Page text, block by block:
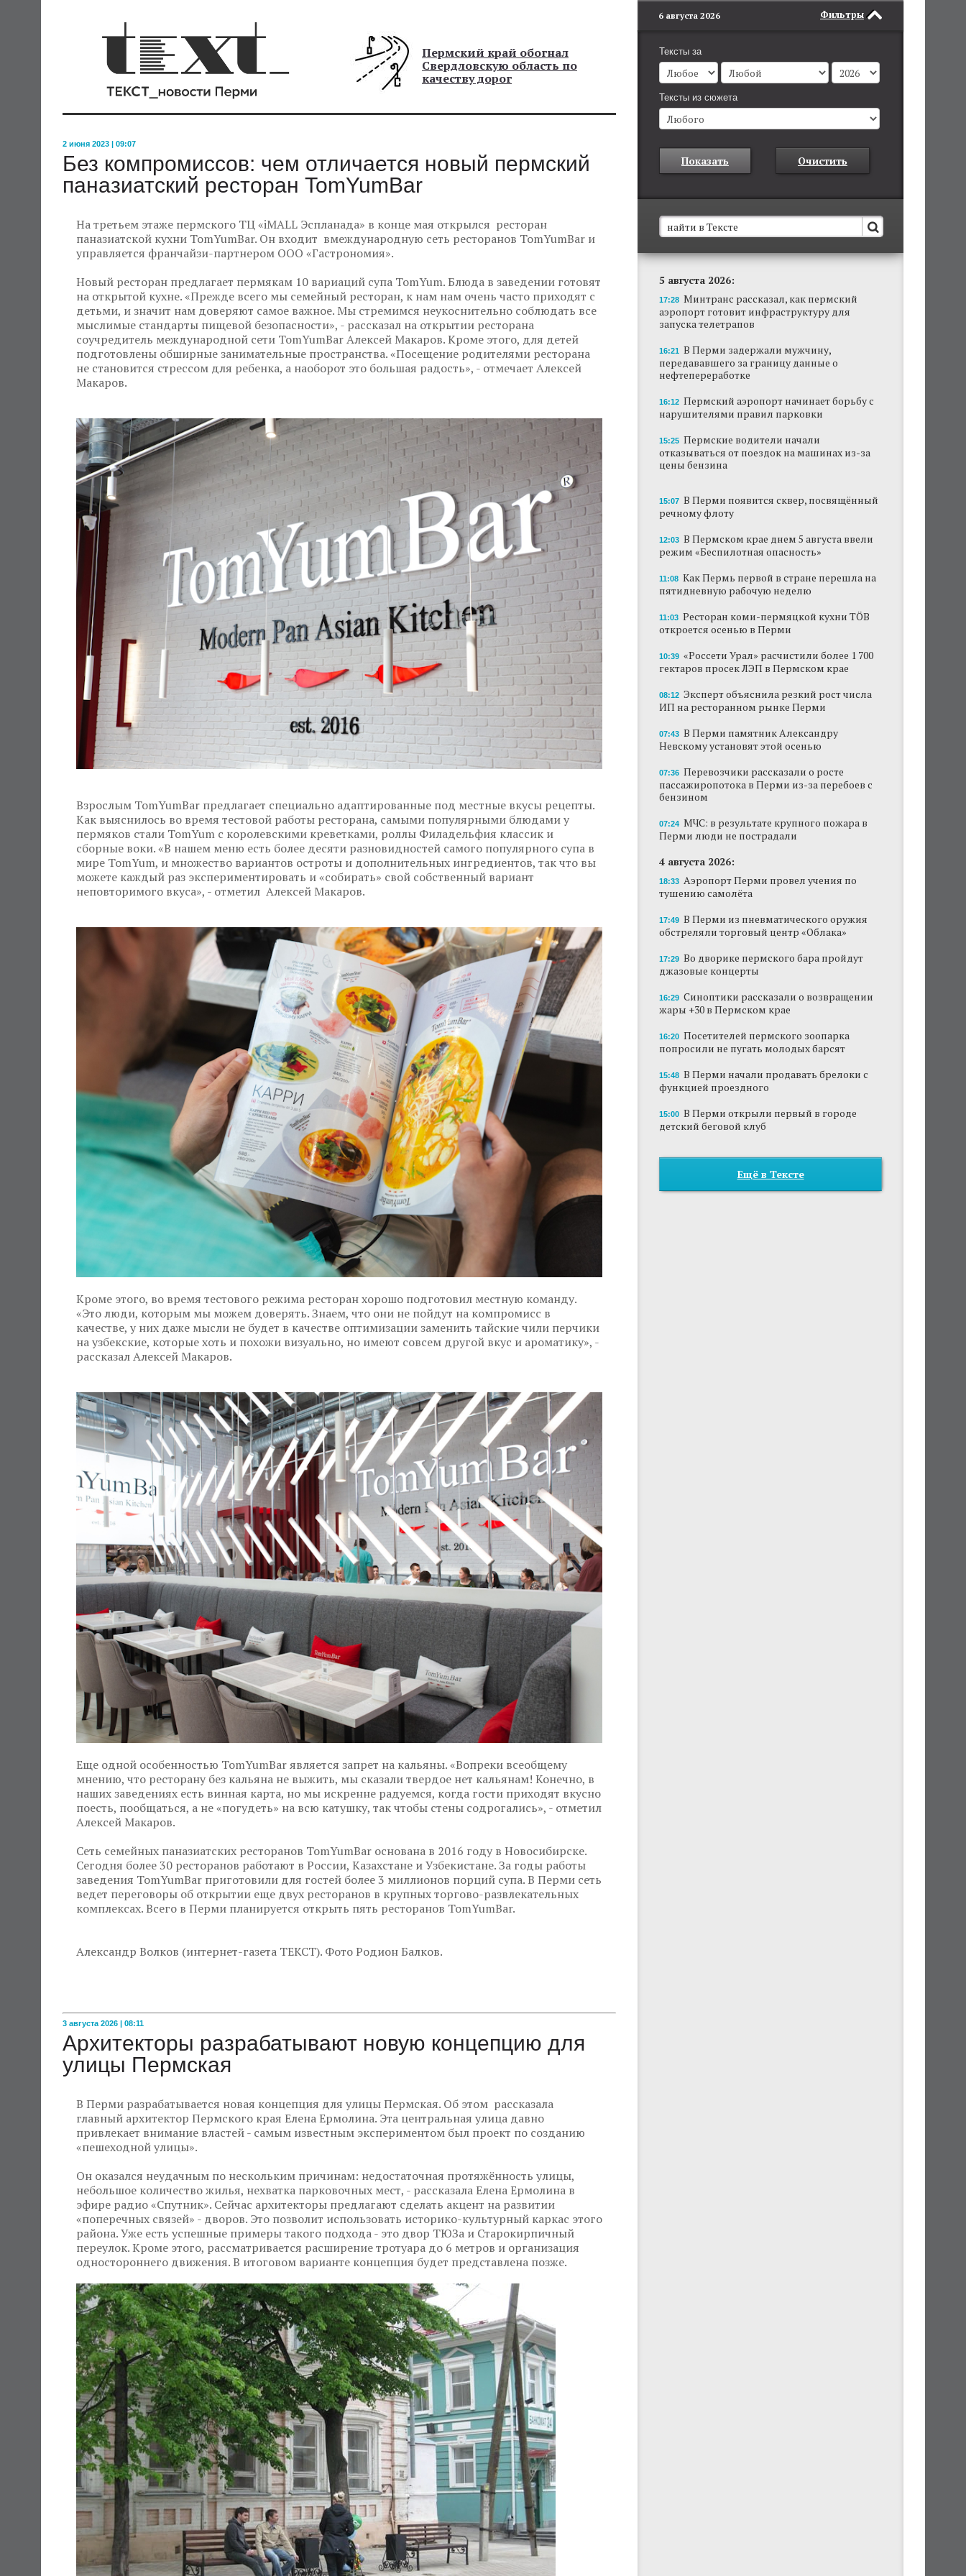
Пермский край обогнал
Свердловскую область по
качеству дорог
2 июня 2023 | 09:07
Без компромиссов: чем отличается новый пермский
паназиатский ресторан TomYumBar
На третьем этаже пермского ТЦ «iMALL Эспланада» в конце мая открылся ресторан
паназиатской кухни TomYumBar. Он входит вмеждународную сеть ресторанов TomYumBar и
управляется франчайзи-партнером ООО «Гастрономия».
Новый ресторан предлагает пермякам 10 вариаций супа TomYum. Блюда в заведении готовят
на открытой кухне. «Прежде всего мы семейный ресторан, к нам нам очень часто приходят с
детьми, и значит нам доверяют самое важное. Мы стремимся неукоснительно соблюдать все
мыслимые стандарты пищевой безопасности», - рассказал на открытии ресторана
соучредитель международной сети TomYumBar Алексей Макаров. Кроме этого, для детей
подготовлены обширные занимательные пространства. «Посещение родителями ресторана
не становится стрессом для ребенка, а наоборот это большая радость», - отмечает Алексей
Макаров.
Взрослым TomYumBar предлагает специально адаптированные под местные вкусы рецепты.
Как выяснилось во время тестовой работы ресторана, самыми популярными блюдами у
пермяков стали TomYum с королевскими креветками, роллы Филадельфия классик и
сборные воки. «В нашем меню есть более десяти разновидностей самого популярного супа в
мире TomYum, и множество вариантов остроты и дополнительных ингредиентов, так что вы
можете каждый раз экспериментировать и «собирать» свой собственный вариант
неповторимого вкуса», - отметил Алексей Макаров.
Кроме этого, во время тестового режима ресторан хорошо подготовил местную команду.
«Это люди, которым мы можем доверять. Знаем, что они не пойдут на компромисс в
качестве, у них даже мысли не будет в качестве оптимизации заменить тайские чили перчики
на узбекские, которые хоть и похожи визуально, но имеют совсем другой вкус и ароматику», -
рассказал Алексей Макаров.
Еще одной особенностью TomYumBar является запрет на кальяны. «Вопреки всеобщему
мнению, что ресторану без кальяна не выжить, мы сказали твердое нет кальянам! Конечно, в
наших заведениях есть винная карта, но мы искренне радуемся, когда гости приходят вкусно
поесть, пообщаться, а не «погудеть» на всю катушку, так чтобы стены содрогались», - отметил
Алексей Макаров.
Сеть семейных паназиатских ресторанов TomYumBar основана в 2016 году в Новосибирске.
Сегодня более 30 ресторанов работают в России, Казахстане и Узбекистане. За годы работы
заведения TomYumBar приготовили для гостей более 3 миллионов порций супа. В Перми сеть
ведет переговоры об открытии еще двух ресторанов в крупных торгово-развлекательных
комплексах. Всего в Перми планируется открыть пять ресторанов TomYumBar.
Александр Волков (интернет-газета ТЕКСТ). Фото Родион Балков.
3 августа 2026 | 08:11
Архитекторы разрабатывают новую концепцию для
улицы Пермская
В Перми разрабатывается новая концепция для улицы Пермская. Об этом рассказала
главный архитектор Пермского края Елена Ермолина. Эта центральная улица давно
привлекает внимание властей - самым известным экспериментом был проект по созданию
«пешеходной улицы».
Он оказался неудачным по нескольким причинам: недостаточная протяжённость улицы,
небольшое количество жилья, нехватка парковочных мест, - рассказала Елена Ермолина в
эфире радио «Спутник». Сейчас архитекторы предлагают сделать акцент на развитии
«поперечных связей» - дворов. Это позволит использовать историко-культурный каркас этого
района. Уже есть успешные примеры такого подхода - это двор ТЮЗа и Старокирпичный
переулок. Кроме этого, рассматривается расширение тротуара до 6 метров и организация
одностороннего движения. В итоговом варианте концепция будет представлена позже.
Фильтры
6 августа 2026
Тексты за
Тексты из сюжета
Показать Очистить
В Пермском крае установят новые станции
обнаружения беспилотников
Они используются для обнаружения и
отслеживания БПЛА в воздухе.
передававшего за границу данные о
нефтепереработке
Пермские водители начали отказываться от
поездок на машинах из-за цены бензина
Как Пермь первой в стране перешла на
пятидневную рабочую неделю
АНАЛИЗ СИТУАЦИИ
Эксперт объяснила резкий рост числа ИП на
ресторанном рынке Перми
В Перми памятник Александру Невскому
установят этой осенью
Перевозчики рассказали о росте
пассажиропотока в Перми из-за перебоев с
бензином
5 августа 2026:
17:28 Минтранс рассказал, как пермский
аэропорт готовит инфраструктуру для
запуска телетрапов
16:21 В Перми задержали мужчину,
передававшего за границу данные о
нефтепереработке
16:12 Пермский аэропорт начинает борьбу с
нарушителями правил парковки
15:25 Пермские водители начали
отказываться от поездок на машинах из-за
цены бензина
15:07 В Перми появится сквер, посвящённый
речному флоту
12:03 В Пермском крае днем 5 августа ввели
режим «Беспилотная опасность»
11:08 Как Пермь первой в стране перешла на
пятидневную рабочую неделю
11:03 Ресторан коми-пермяцкой кухни TÖB
откроется осенью в Перми
10:39 «Россети Урал» расчистили более 1 700
гектаров просек ЛЭП в Пермском крае
08:12 Эксперт объяснила резкий рост числа
ИП на ресторанном рынке Перми
07:43 В Перми памятник Александру
Невскому установят этой осенью
07:36 Перевозчики рассказали о росте
пассажиропотока в Перми из-за перебоев с
бензином
07:24 МЧС: в результате крупного пожара в
Перми люди не пострадали
4 августа 2026:
18:33 Аэропорт Перми провел учения по
тушению самолёта
17:49 В Перми из пневматического оружия
обстреляли торговый центр «Облака»
17:29 Во дворике пермского бара пройдут
джазовые концерты
16:29 Синоптики рассказали о возвращении
жары +30 в Пермском крае
16:20 Посетителей пермского зоопарка
попросили не пугать молодых барсят
15:48 В Перми начали продавать брелоки с
функцией проездного
15:00 В Перми открыли первый в городе
детский беговой клуб
Ещё в Тексте